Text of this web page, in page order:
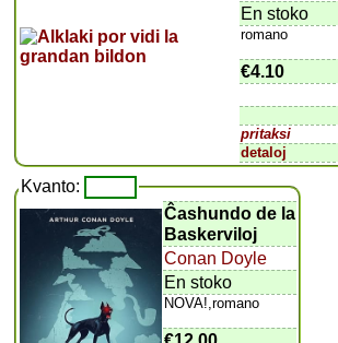
En stoko
romano
€4.10
pritaksi
detaloj
Kvanto:
Ĉashundo de la
Baskerviloj
Conan Doyle
En stoko
NOVA!,romano